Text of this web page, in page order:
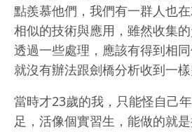
點羨慕他們，我們有一群人也
相似的技術與應用，雖然收集
透過一些處理，應該有得到相
就沒有辦法跟劍橋分析收到一樣
當時才23歲的我，只能怪自己
足，活像個實習生，能做的就